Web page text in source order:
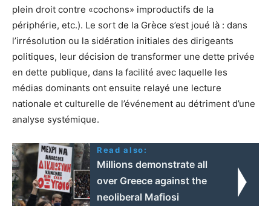
plein droit contre «cochons» improductifs de la
périphérie, etc.). Le sort de la Grèce s’est joué là : dans
l’irrésolution ou la sidération initiales des dirigeants
politiques, leur décision de transformer une dette privée
en dette publique, dans la facilité avec laquelle les
médias dominants ont ensuite relayé une lecture
nationale et culturelle de l’événement au détriment d’une
analyse systémique.
Read also:
Millions demonstrate all
over Greece against the
neoliberal Mafiosi